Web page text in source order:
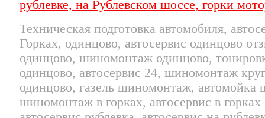
Техническая подготовка автомобиля,
Горках, одинцово, автосервис одинцово
одинцово, шиномонтаж одинцово,
одинцово, автосервис 24, шиномонтаж
одинцово, газель шиномонтаж,
шиномонтаж в горках, автосервис в горках